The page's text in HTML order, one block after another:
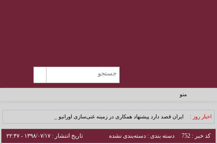
منو
اخبار روز : ایران قصد دارد پیشنهاد همکاری در زمینه غنی‌سازی اورانیوم _
کد خبر : 752 دسته بندی : دسته‌بندی نشده تاریخ انتشار : ۱۳۹۸/۰۷/۱۷ - ۲۲:۴۷